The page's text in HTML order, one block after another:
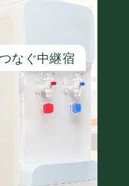
なぐ中継宿